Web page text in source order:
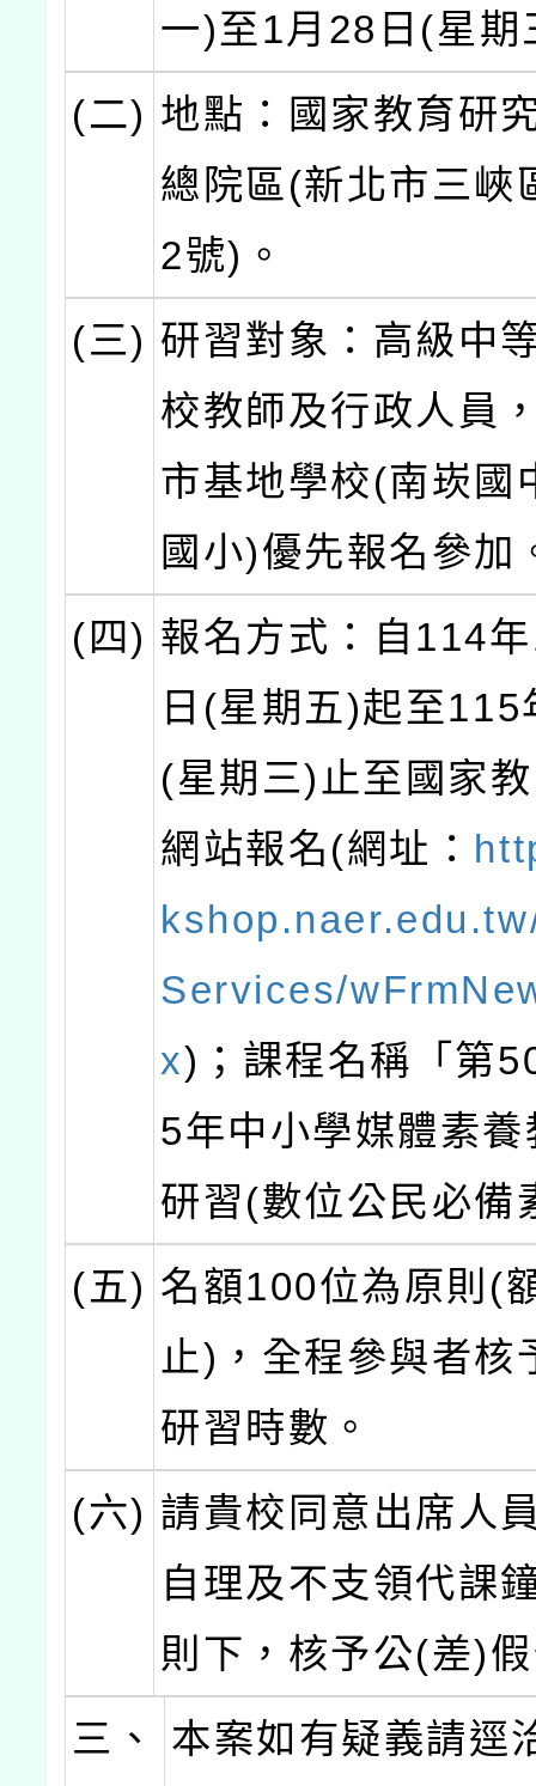
一)至1月28日(星期
(二) 地點：國家教育研
總院區(新北市三峽
2號)。
(三) 研習對象：高級中
校教師及行政人員
市基地學校(南崁國
國小)優先報名參加
(四) 報名方式：自114
日(星期五)起至115
(星期三)止至國家
網站報名(網址：
Services/
x)；課程名稱「第
5年中小學媒體素
研習(數位公民必備
(五) 名額100位為原則(
止)，全程參與者核
研習時數。
(六) 請貴校同意出席人
自理及不支領代課
則下，核予公(差)
三、
本案如有疑義請逕